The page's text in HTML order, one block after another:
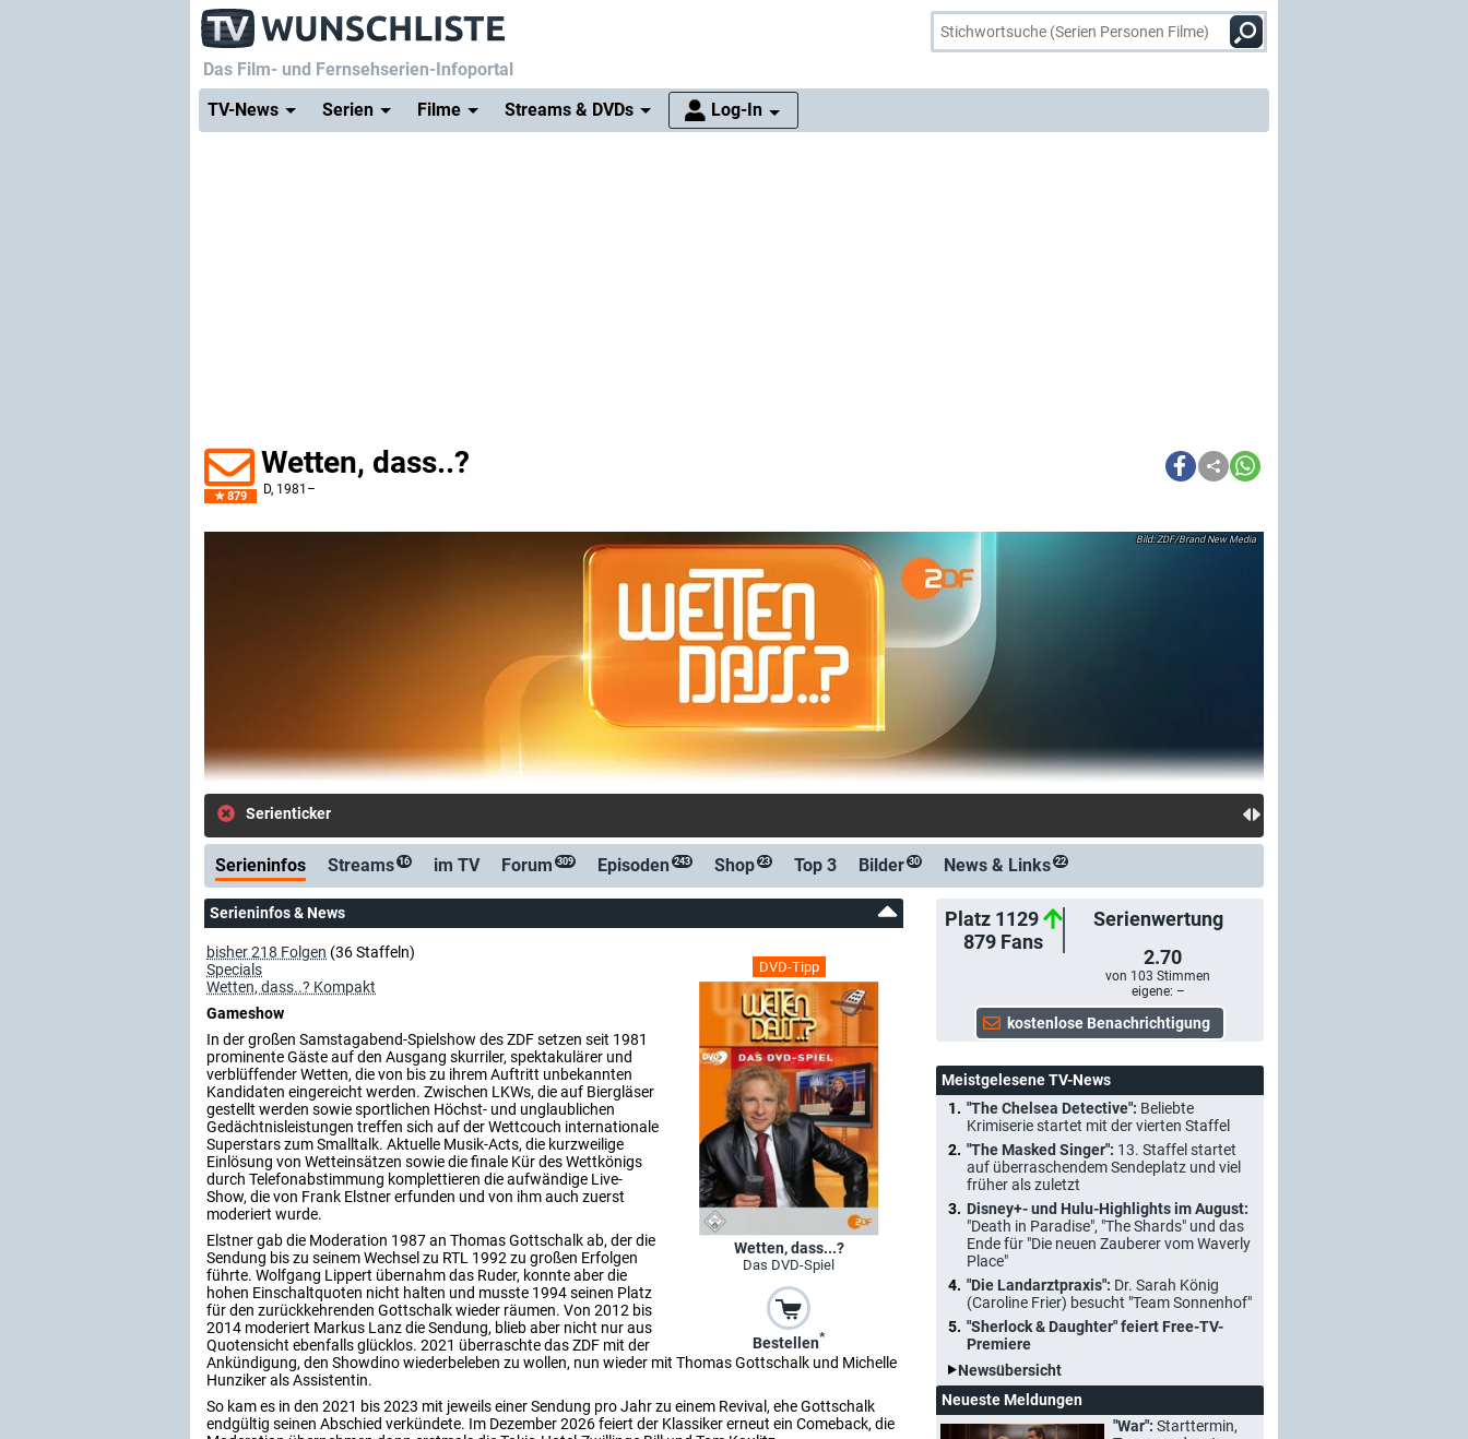
Das Film- und Fernsehserien-Infoportal
TV-News
Serien Filme Streams & DVDs Log-In
879
Wetten, dass..?
D, 1981–
ZDF/Brand New Media
Serienticker
Serieninfos Streams 16 im TV Forum 309 Episoden 243 Shop 23 Top 3 Bilder 30 News & Links 22
Platz 1129
879 Fans
Serienwertung
2.70
von 103 Stimmen
eigene: –
Serieninfos & News
DVD-Tipp
Wetten, dass...?
Das DVD-Spiel
Bestellen*
bisher 218 Folgen (36 Staffeln)
Specials
Wetten, dass..? Kompakt
Gameshow
In der großen Samstagabend-Spielshow des ZDF setzen seit 1981
prominente Gäste auf den Ausgang skurriler, spektakulärer und
verblüffender Wetten, die von bis zu ihrem Auftritt unbekannten
Kandidaten eingereicht werden. Zwischen LKWs, die auf Biergläser
gestellt werden sowie sportlichen Höchst- und unglaublichen
Gedächtnisleistungen treffen sich auf der Wettcouch internationale
Superstars zum Smalltalk. Aktuelle Musik-Acts, die kurzweilige
Einlösung von Wetteinsätzen sowie die finale Kür des Wettkönigs
durch Telefonabstimmung komplettieren die aufwändige Live-
Show, die von Frank Elstner erfunden und von ihm auch zuerst
moderiert wurde.
Elstner gab die Moderation 1987 an Thomas Gottschalk ab, der die
Sendung bis zu seinem Wechsel zu RTL 1992 zu großen Erfolgen
führte. Wolfgang Lippert übernahm das Ruder, konnte aber die
hohen Einschaltquoten nicht halten und musste 1994 seinen Platz
für den zurückkehrenden Gottschalk wieder räumen. Von 2012 bis
2014 moderiert Markus Lanz die Sendung, blieb aber nicht nur aus
Quotensicht ebenfalls glücklos. 2021 überraschte das ZDF mit der
Ankündigung, den Showdino wiederbeleben zu wollen, nun wieder mit Thomas Gottschalk und Michelle
Hunziker als Assistentin.
So kam es in den 2021 bis 2023 mit jeweils einer Sendung pro Jahr zu einem Revival, ehe Gottschalk
endgültig seinen Abschied verkündete. Im Dezember 2026 feiert der Klassiker erneut ein Comeback, die
Meistgelesene TV-News
"The Chelsea Detective": Beliebte
Krimiserie startet mit der vierten Staffel
"The Masked Singer": 13. Staffel startet
auf überraschendem Sendeplatz und viel
früher als zuletzt
Disney+- und Hulu-Highlights im August:
"Death in Paradise", "The Shards" und das
Ende für "Die neuen Zauberer vom Waverly
Place"
"Die Landarztpraxis": Dr. Sarah König
(Caroline Frier) besucht "Team Sonnenhof"
"Sherlock & Daughter" feiert Free-TV-
Premiere
Newsübersicht
Neueste Meldungen
"War": Starttermin,